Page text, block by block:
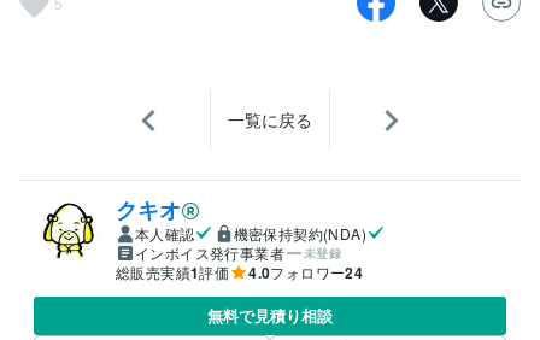
一覧に戻る
クキオ
本人確認
機密保持契約(NDA)
インボイス発行事業者
未登録
総販売実績1評価 4.0フォロワー24
無料で見積り相談